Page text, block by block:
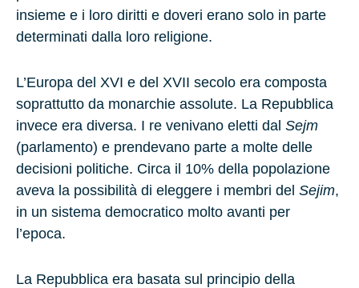
insieme e i loro diritti e doveri erano solo in parte
determinati dalla loro religione.
L’Europa del XVI e del XVII secolo era composta
soprattutto da monarchie assolute. La Repubblica
invece era diversa. I re venivano eletti dal Sejm
(parlamento) e prendevano parte a molte delle
decisioni politiche. Circa il 10% della popolazione
aveva la possibilità di eleggere i membri del Sejim,
in un sistema democratico molto avanti per
l’epoca.
La Repubblica era basata sul principio della